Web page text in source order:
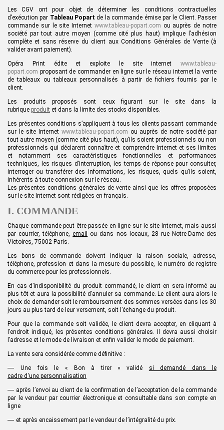
Les CGV ont pour objet de déterminer les conditions contractuelles
d’exécution par Tableau Popart de la commande émise par le Client. Passer
commande sur le site Internet www.tableau-popart.com ou auprès de notre
société par tout autre moyen (comme cité plus haut) implique l’adhésion
complète et sans réserve du client aux Conditions Générales de Vente (à
valider avant paiement).
Opéra Print édite et exploite le site internet www.tableau-
popart.com proposant de commander en ligne sur le réseau internet la vente
de tableaux ou tableaux personnalisés à partir de fichiers fournis par le
client.
Les produits proposés sont ceux figurant sur le site dans la
rubrique produit et dans la limite des stocks disponibles.
Les présentes conditions s’appliquent à tous les clients passant commande
sur le site Internet www.tableau-popart.com ou auprès de notre société par
tout autre moyen (comme cité plus haut), qu’ils soient professionnels ou non
professionnels qui déclarent connaître et comprendre Internet et ses limites
et notamment ses caractéristiques fonctionnelles et performances
techniques, les risques d’interruption, les temps de réponse pour consulter,
interroger ou transférer des informations, les risques, quels qu’ils soient,
inhérents à toute connexion sur le réseau.
Les présentes conditions générales de vente ainsi que les offres proposées
sur le site Internet sont rédigées en français.
I. COMMANDE
Chaque commande peut être passée en ligne sur le site Internet, mais aussi
par courrier, téléphone,email
ou dans nos locaux, 28 rue Notre-Dame des
Victoires, 75002 Paris.
Les bons de commande doivent indiquer la raison sociale, adresse,
téléphone, profession et dans la mesure du possible, le numéro de registre
du commerce pour les professionnels.
En cas d’indisponibilité du produit commandé, le client en sera informé au
plus tôt et aura la possibilité d’annuler sa commande. Le clientaura alors le
choix de demander soit le remboursement des sommes versées dans les 30
jours au plus tard de leur versement, soit l’échange du produit.
Pour que la commande soit validée, le client devra accepter, en cliquant à
l’endroit indiqué, les présentes conditions générales. Il devra aussi choisir
l’adresse et le mode de livraison et enfin valider le mode de paiement.
La vente sera considérée comme définitive :
—Une fois le « Bon à tirer » validé si demandé dans le
cadre d'une personnalisation
— après l’envoi au client de la confirmation de l’acceptation de la commande
par le vendeur par courrier électronique et consultable dans son compte en
ligne
— et après encaissement par le vendeur de l’intégralité du prix.